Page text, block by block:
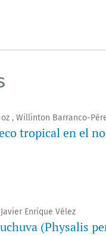
, Willinton Barranco-
tropical en el
Enrique Vélez
(Physalis